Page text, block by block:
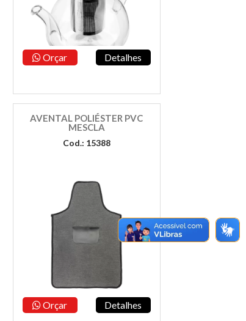
Orçar Detalhes
AVENTAL POLIÉSTER PVC
MESCLA
Cod.: 15388
Orçar Detalhes